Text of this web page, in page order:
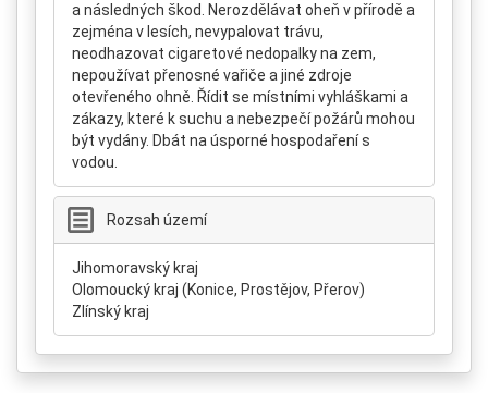
a následných škod. Nerozdělávat oheň v přírodě a
zejména v lesích, nevypalovat trávu,
neodhazovat cigaretové nedopalky na zem,
nepoužívat přenosné vařiče a jiné zdroje
otevřeného ohně. Řídit se místními vyhláškami a
zákazy, které k suchu a nebezpečí požárů mohou
být vydány. Dbát na úsporné hospodaření s
vodou.
Rozsah území
Jihomoravský kraj
Olomoucký kraj (Konice, Prostějov, Přerov)
Zlínský kraj